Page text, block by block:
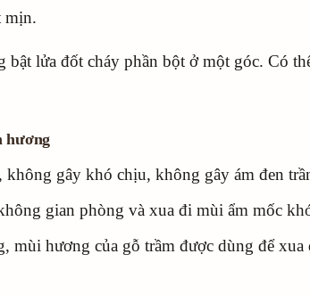
mịn.
bật lửa đốt cháy phần bột ở một góc. Có
hương
gây khó chịu, không gây ám đen
gian phòng và xua đi mùi ẩm mốc
mùi hương của gỗ trầm được dùng để